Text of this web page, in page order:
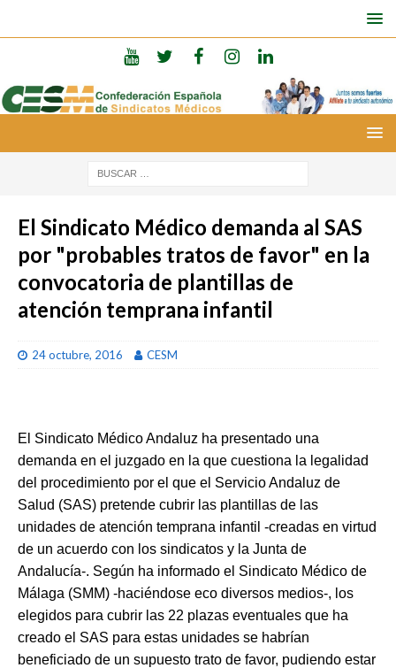
El Sindicato Médico demanda al SAS
por "probables tratos de favor" en la
convocatoria de plantillas de
atención temprana infantil
24 octubre, 2016 CESM
El Sindicato Médico Andaluz ha presentado una
demanda en el juzgado en la que cuestiona la legalidad
del procedimiento por el que el Servicio Andaluz de
Salud (SAS) pretende cubrir las plantillas de las
unidades de atención temprana infantil -creadas en virtud
de un acuerdo con los sindicatos y la Junta de
Andalucía-. Según ha informado el Sindicato Médico de
Málaga (SMM) -haciéndose eco diversos medios-, los
elegidos para cubrir las 22 plazas eventuales que ha
creado el SAS para estas unidades se habrían
beneficiado de un supuesto trato de favor, pudiendo estar